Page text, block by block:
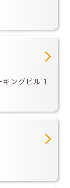
ングビル 1